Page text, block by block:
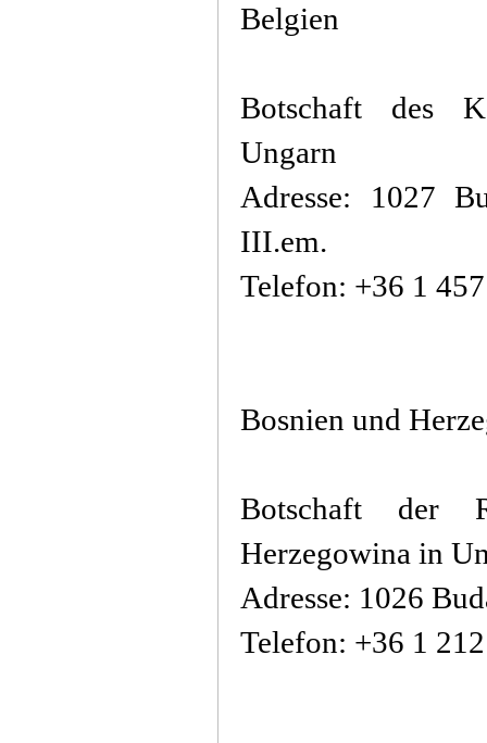
Belgien
Botschaft des
Ungarn
Adresse: 1027
III.em.
Telefon: +36 1
Bosnien und
Botschaft der
Herzegowina in
Adresse: 1026
Telefon: +36 1